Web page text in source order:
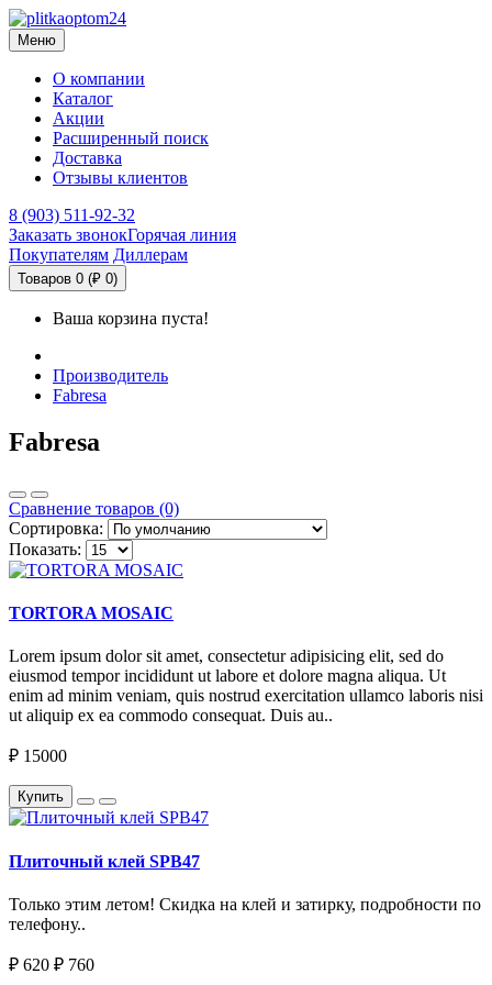
Меню
О компании
Каталог
Акции
Расширенный поиск
Доставка
Отзывы клиентов
8 (903) 511-92-32
Заказать звонокГорячая линия
Покупателям Диллерам
Товаров 0 (₽ 0)
Ваша корзина пуста!
Производитель
Fabresa
Fabresa
Сравнение товаров (0)
Сортировка:
Показать:
TORTORA MOSAIC
Lorem ipsum dolor sit amet, consectetur adipisicing elit, sed do
eiusmod tempor incididunt ut labore et dolore magna aliqua. Ut
enim ad minim veniam, quis nostrud exercitation ullamco laboris nisi
ut aliquip ex ea commodo consequat. Duis au..
₽ 15000
Купить
Плиточный клей SPB47
Только этим летом! Скидка на клей и затирку, подробности по
телефону..
₽ 620 ₽ 760